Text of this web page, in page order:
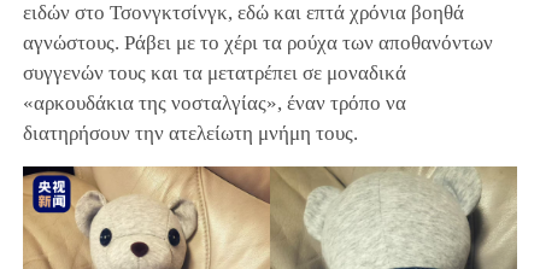
ειδών στο Τσονγκτσίνγκ, εδώ και επτά χρόνια βοηθά
αγνώστους. Ράβει με το χέρι τα ρούχα των αποθανόντων
συγγενών τους και τα μετατρέπει σε μοναδικά
«αρκουδάκια της νοσταλγίας», έναν τρόπο να
διατηρήσουν την ατελείωτη μνήμη τους.